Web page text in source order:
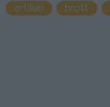
artikel brott